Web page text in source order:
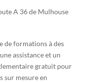
A 36 de Mulhouse
de formations à des
assistance et un
gratuitpour
sur mesure en